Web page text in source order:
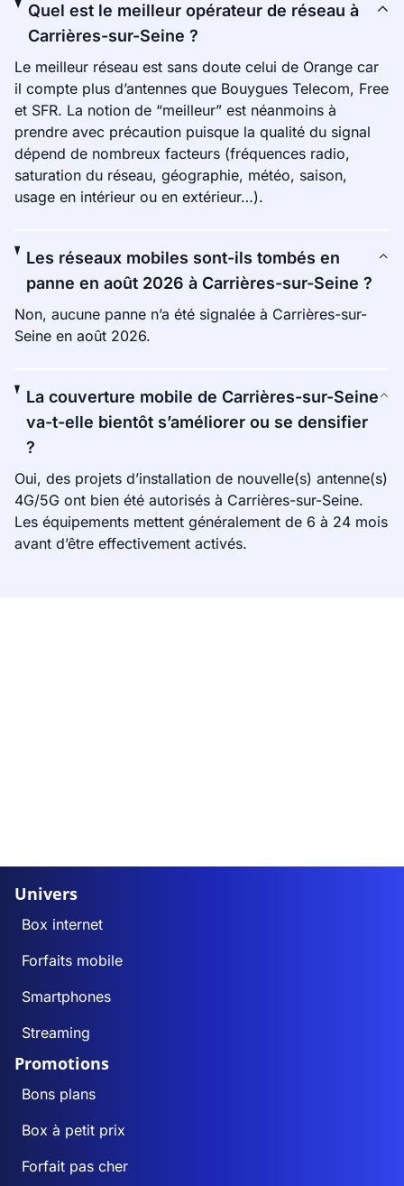
Quel est le meilleur opérateur de réseau à
Carrières-sur-Seine ?
Le meilleur réseau est sans doute celui de Orange car
il compte plus d’antennes que Bouygues Telecom, Free
et SFR. La notion de “meilleur” est néanmoins à
prendre avec précaution puisque la qualité du signal
dépend de nombreux facteurs (fréquences radio,
saturation du réseau, géographie, météo, saison,
usage en intérieur ou en extérieur…).
Les réseaux mobiles sont-ils tombés en
panne en août 2026 à Carrières-sur-Seine ?
Non, aucune panne n’a été signalée à Carrières-sur-
Seine en août 2026.
La couverture mobile de Carrières-sur-Seine
va-t-elle bientôt s’améliorer ou se densifier
?
Oui, des projets d’installation de nouvelle(s) antenne(s)
4G/5G ont bien été autorisés à Carrières-sur-Seine.
Les équipements mettent généralement de 6 à 24 mois
avant d’être effectivement activés.
Univers
Box internet
Forfaits mobile
Smartphones
Streaming
Promotions
Bons plans
Box à petit prix
Forfait pas cher